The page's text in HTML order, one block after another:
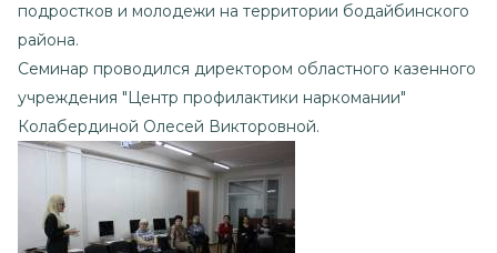
подростков и молодежи на территории бодайбинского
района.
Семинар проводился директором областного казенного
учреждения "Центр профилактики наркомании"
Колабердиной Олесей Викторовной.